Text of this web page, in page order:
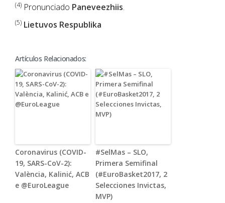
(4) Pronunciado Paneveezhiis.
(5) Lietuvos Respublika
Artículos Relacionados:
Coronavirus (COVID-
19, SARS-CoV-2):
València, Kalinić, ACB
e @EuroLeague
#SelMas – SLO,
Primera Semifinal
(#EuroBasket2017, 2
Selecciones Invictas,
MVP)